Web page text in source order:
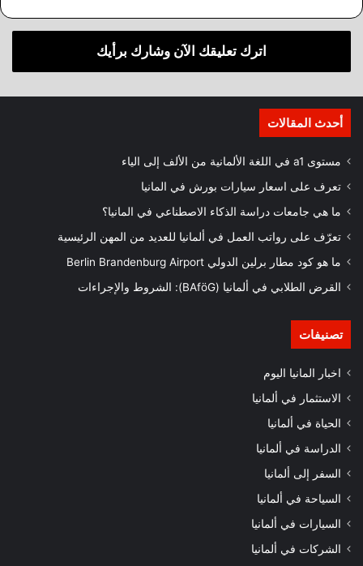
اترك تعليقك الآن وشارك برأيك
أحدث المقالات
مستوى a1 في اللغة الألمانية من الألف إلى الياء
تعرف على اسعار سيارات بورش في المانيا
ما هي جامعات دراسة الذكاء الاصطناعي في المانيا؟
تعرّف على رواتب العمل في ألمانيا للعديد من المهن الرئيسية
ما هو كود مطار برلين الدولي Berlin Brandenburg Airport
القرض الطلابي في ألمانيا (BAföG): الشروط والإجراءات
تصنيفات
اخبار المانيا اليوم
الاستثمار في ألمانيا
الحياة في ألمانيا
الدراسة في ألمانيا
السفر إلى ألمانيا
السياحة في ألمانيا
السيارات في ألمانيا
الشركات في ألمانيا